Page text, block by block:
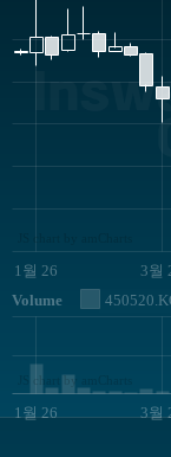
1월 26 3월
Volume
1월 26 3월